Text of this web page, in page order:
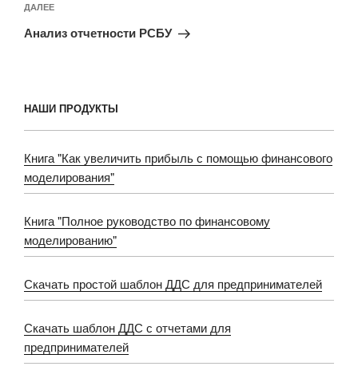
Следующая
запись
ДАЛЕЕ
Анализ отчетности РСБУ
НАШИ ПРОДУКТЫ
Книга "Как увеличить прибыль с помощью финансового
моделирования"
Книга "Полное руководство по финансовому
моделированию"
Скачать простой шаблон ДДС для предпринимателей
Скачать шаблон ДДС с отчетами для
предпринимателей